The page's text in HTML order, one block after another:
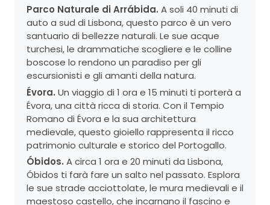
Parco Naturale di Arrábida. A soli 40 minuti di
auto a sud di Lisbona, questo parco è un vero
santuario di bellezze naturali. Le sue acque
turchesi, le drammatiche scogliere e le colline
boscose lo rendono un paradiso per gli
escursionisti e gli amanti della natura.
Évora. Un viaggio di 1 ora e 15 minuti ti porterà a
Évora, una città ricca di storia. Con il Tempio
Romano di Évora e la sua architettura
medievale, questo gioiello rappresenta il ricco
patrimonio culturale e storico del Portogallo.
Óbidos. A circa 1 ora e 20 minuti da Lisbona,
Óbidos ti farà fare un salto nel passato. Esplora
le sue strade acciottolate, le mura medievali e il
maestoso castello, che incarnano il fascino e